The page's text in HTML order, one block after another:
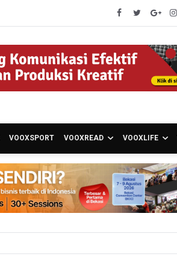
VOOXSPORT VOOXREAD VOOXLIFE